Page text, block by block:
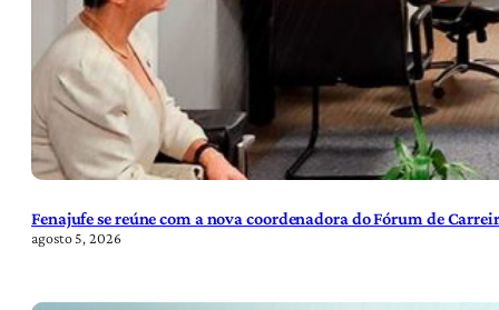
Fenajufe se reúne com a nova coordenadora do Fórum de
agosto 5, 2026